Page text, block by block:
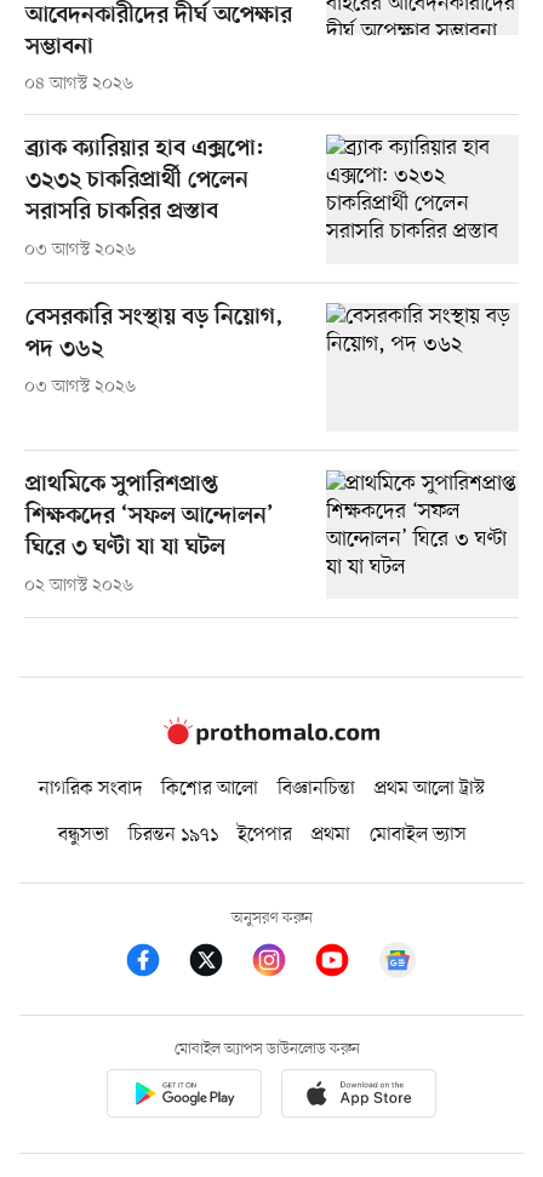
আবেদনকারীদের দীর্ঘ অপেক্ষার
সম্ভাবনা
০৪ আগস্ট ২০২৬
ব্র্যাক ক্যারিয়ার হাব এক্সপো:
৩২৩২ চাকরিপ্রার্থী পেলেন
সরাসরি চাকরির প্রস্তাব
০৩ আগস্ট ২০২৬
বেসরকারি সংস্থায় বড় নিয়োগ,
পদ ৩৬২
০৩ আগস্ট ২০২৬
প্রাথমিকে সুপারিশপ্রাপ্ত
শিক্ষকদের ‘সফল আন্দোলন’
ঘিরে ৩ ঘণ্টা যা যা ঘটল
০২ আগস্ট ২০২৬
নাগরিক সংবাদ কিশোর আলো বিজ্ঞানচিন্তা
প্রথম আলো ট্রাস্ট
বন্ধুসভা
চিরন্তন ১৯৭১ ইপেপার প্রথমা মোবাইল ভ্যাস
অনুসরণ করুন
মোবাইল অ্যাপস ডাউনলোড করুন